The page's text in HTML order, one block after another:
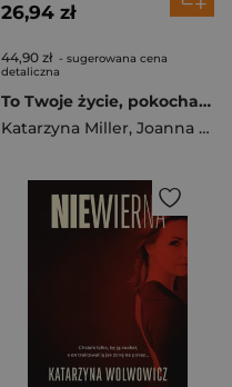
26,94 zł
44,90 zł - sugerowana cena
detaliczna
To Twoje życie, pokochaj je wyd. 2024
Katarzyna Miller, Joanna Olekszyk